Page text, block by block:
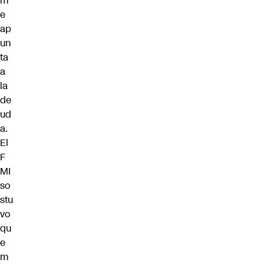
e
ap
un
ta
a
la
de
ud
a.
El
F
MI
so
stu
vo
qu
e
m